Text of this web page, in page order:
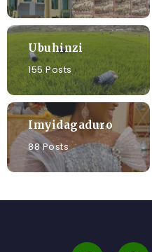
Ubuhinzi
155 Posts
Imyidagaduro
88 Posts